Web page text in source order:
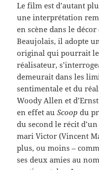
Le film est d’autant
une interprétation
en scène dans le
Beaujolais, il adopte
original qui pourrait
réalisateur,
demeurait dans les
sentimentale et du
Woody Allen et
en effet auScoopdu
du second le récit
mari Victor (Vincent
plus, ou moins –
ses deux amies au